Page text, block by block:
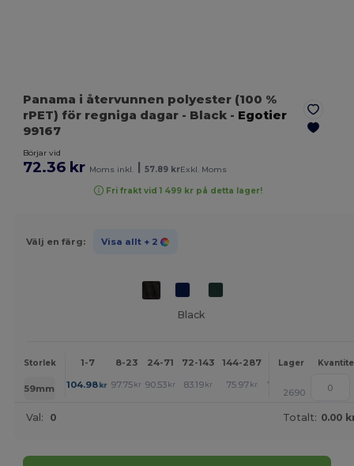
Panama i återvunnen polyester (100 %
rPET) för regniga dagar - Black - Egotier
99167
Börjar vid
72.36 kr Moms inkl. 57.89 krExkl. Moms
Fri frakt vid 1 499 kr på detta lager!
Välj en färg: Visa allt + 2
Black
Storlek 1-7 8-23 24-71 72-143 144-287 288 + Mer
Lager
59mm 104.98kr 97.75 kr 90.53 kr 83.19 kr 75.97 kr 72.36
2690
Val: 0 Totalt: 0.00